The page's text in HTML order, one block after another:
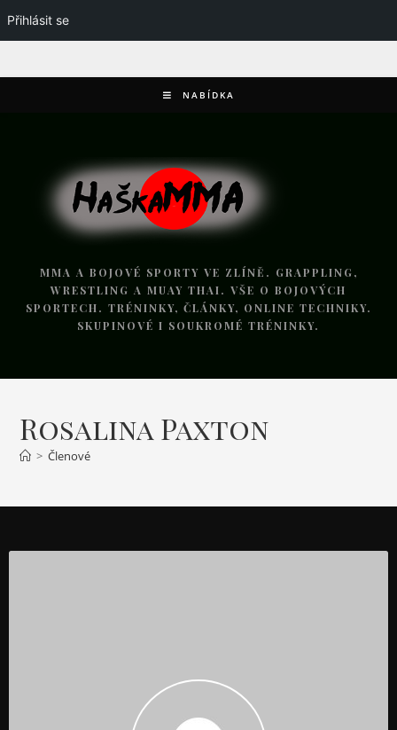
Přihlásit se
NABÍDKA
MMA A BOJOVÉ SPORTY VE ZLÍNĚ. GRAPPLING,
WRESTLING A MUAY THAI. VŠE O BOJOVÝCH
SPORTECH. TRÉNINKY, ČLÁNKY, ONLINE TECHNIKY.
SKUPINOVÉ I SOUKROMÉ TRÉNINKY.
Rosalina Paxton
> Členové